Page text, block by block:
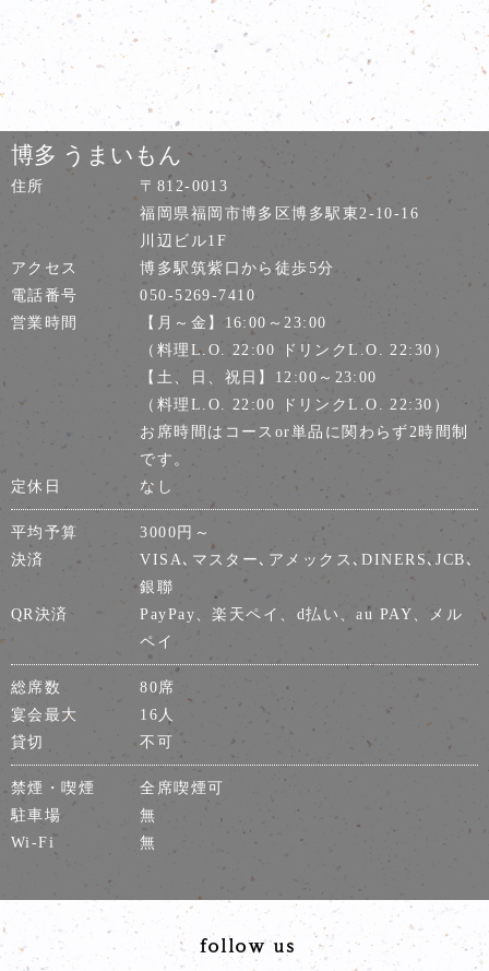
博多 うまいもん
住所
〒812-0013
福岡県福岡市博多区博多駅東2-10-16
川辺ビル1F
アクセス
博多駅筑紫口から徒歩5分
電話番号
050-5269-7410
営業時間
【月～金】16:00～23:00
（料理L.O. 22:00 ドリンクL.O. 22:30）
【土、日、祝日】12:00～23:00
（料理L.O. 22:00 ドリンクL.O. 22:30）
お席時間はコースor単品に関わらず2時間制
です。
定休日
なし
平均予算
3000円～
決済
VISA､マスター､アメックス､DINERS､JCB､
銀聯
QR決済
PayPay、楽天ペイ、d払い、au PAY、メル
ペイ
総席数
80席
宴会最大
16人
貸切
不可
禁煙・喫煙
全席喫煙可
駐車場
無
Wi-Fi
無